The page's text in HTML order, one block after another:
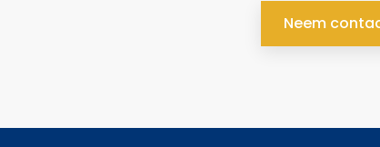
Neem